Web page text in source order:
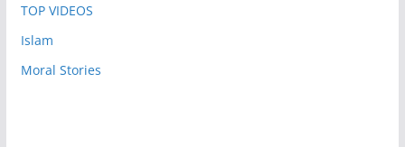
TOP VIDEOS
Islam
Moral Stories